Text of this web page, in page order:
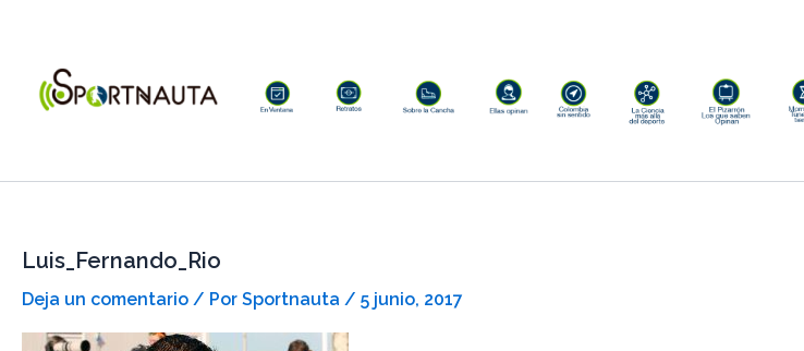
contenido
Luis_Fernando_Rio
Deja un comentario / Por Sportnauta / 5 junio, 2017